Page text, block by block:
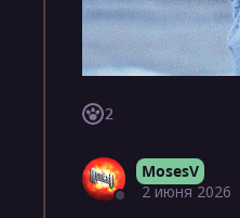
2
MosesV
2 июня 2026